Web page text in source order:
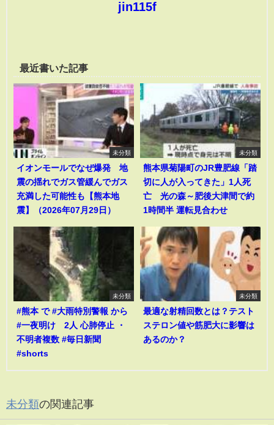
jin115f
最近書いた記事
未分類
イオンモールでなぜ爆発 地
震の揺れでガス管緩んでガス
充満した可能性も【熊本地
震】（2026年07月29日）
未分類
熊本県菊陽町のJR豊肥線「踏
切に人が入ってきた」1人死
亡 光の森～肥後大津間で約
1時間半 運転見合わせ
未分類
#熊本 で #大雨特別警報 から
#一夜明け 2人 心肺停止 ・
不明者複数 #毎日新聞
#shorts
未分類
最適な射精回数とは？テスト
ステロン値や筋肥大に影響は
あるのか？
未分類の関連記事